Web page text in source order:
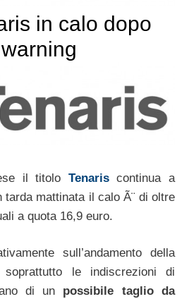
in calo dopo
il titolo Tenariscontinua a
tarda mattinata il calo Ã¨ di oltre
a quota 16,9 euro.
sull’andamento della
soprattutto le indiscrezioni di
di un possibile taglio da